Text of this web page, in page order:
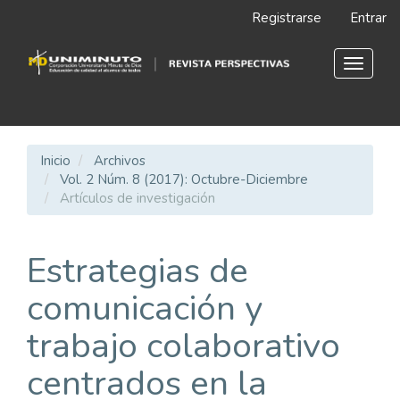
Contenido
principal
Registrarse Entrar
Toggle
Inicio
Archivos
Vol. 2 Núm. 8 (2017): Octubre-Diciembre
Artículos de investigación
Estrategias de
comunicación y
trabajo colaborativo
centrados en la